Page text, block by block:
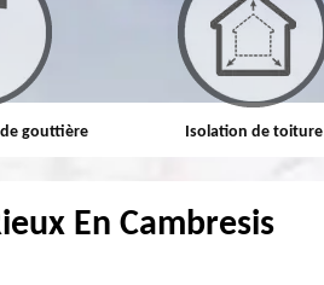
gouttière Isolation de toiture
En Cambresis